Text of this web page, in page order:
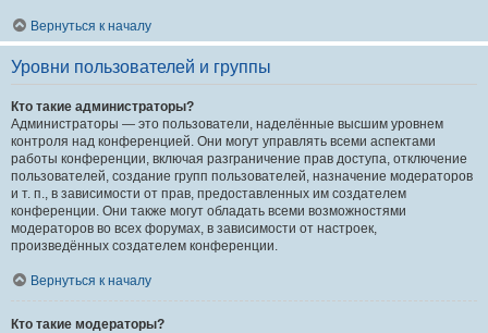
Вернуться к началу
Уровни пользователей и группы
Кто такие администраторы?
Администраторы — это пользователи, наделённые высшим уровнем
контроля над конференцией. Они могут управлять всеми аспектами
работы конференции, включая разграничение прав доступа, отключение
пользователей, создание групп пользователей, назначение модераторов
и т. п., в зависимости от прав, предоставленных им создателем
конференции. Они также могут обладать всеми возможностями
модераторов во всех форумах, в зависимости от настроек,
произведённых создателем конференции.
Вернуться к началу
Кто такие модераторы?